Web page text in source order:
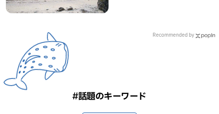
Recommended by
#話題のキーワード